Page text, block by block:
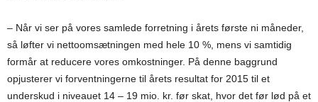
– Når vi ser på vores samlede forretning i årets første ni måneder,
så løfter vi nettoomsætningen med hele 10 %, mens vi samtidig
formår at reducere vores omkostninger. På denne baggrund
opjusterer vi forventningerne til årets resultat for 2015 til et
underskud i niveauet 14 – 19 mio. kr. før skat, hvor det før lød på et